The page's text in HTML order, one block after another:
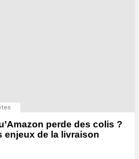
perde des colis ?
enjeux de la livraison